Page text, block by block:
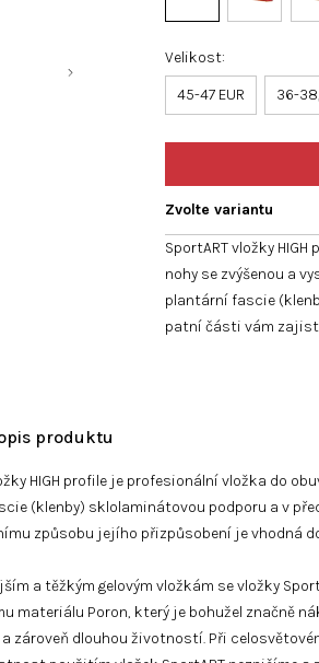
SportART vložky
nohy se zvýšenou a
plantární fascie
patní části vám
Velikost
45-47 EUR
36-
Zvolte variantu
produktu
HIGH profile je profesionální vložka do
(klenby) sklolaminátovou podporu a v
způsobu jejího přizpůsobení je vhodná
a těžkým gelovým vložkám se vložky
materiálu Poron, který je bohužel značně
zároveň dlouhou životností. Při